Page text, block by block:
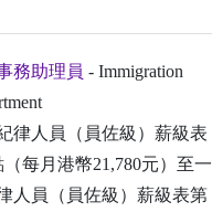
務助理員 - Immigration
律人員（員佐級）薪級表
（每月港幣21,780元）至一
人員（員佐級）薪級表第